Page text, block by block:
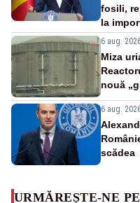
fosili,
la
6 aug.
Miza
nouă
6 aug.
scădea
URMĂREȘTE-NE PE